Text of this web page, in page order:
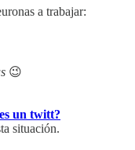
a trabajar:
😉
un twitt?
situación.